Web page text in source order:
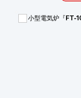
【特長】
小型電気炉『FT-